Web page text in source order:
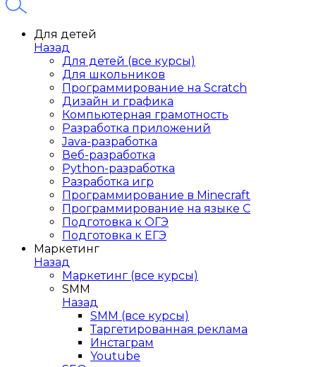
Для детей
Назад
Для детей (все курсы)
Для школьников
Программирование на Scratch
Дизайн и графика
Компьютерная грамотность
Разработка приложений
Java-разработка
Веб-разработка
Python-разработка
Разработка игр
Программирование в Minecraft
Программирование на языке C
Подготовка к ОГЭ
Подготовка к ЕГЭ
Маркетинг
Назад
Маркетинг (все курсы)
SMM
Назад
SMM (все курсы)
Таргетированная реклама
Инстаграм
Youtube